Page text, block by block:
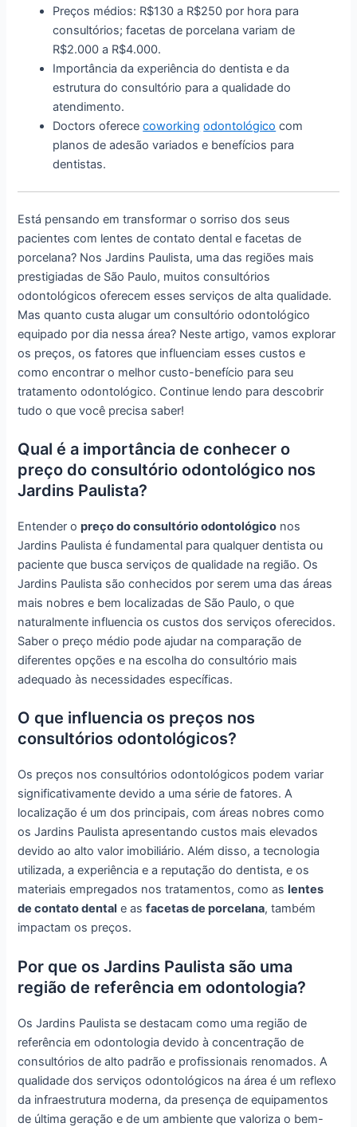
Preços médios: R$130 a R$250 por hora para
consultórios; facetas de porcelana variam de
R$2.000 a R$4.000.
Importância da experiência do dentista e da
estrutura do consultório para a qualidade do
atendimento.
Doctors oferececoworking odontológico com
planos de adesão variados e benefícios para
dentistas.
Está pensando em transformar o sorriso dos seus
pacientes com lentes de contato dental e facetas de
porcelana? Nos Jardins Paulista, uma das regiões mais
prestigiadas de São Paulo, muitos consultórios
odontológicos oferecem esses serviços de alta qualidade.
Mas quanto custa alugar um consultório odontológico
equipado por dia nessa área? Neste artigo, vamos explorar
os preços, os fatores que influenciam esses custos e
como encontrar o melhor custo-benefício para seu
tratamento odontológico. Continue lendo para descobrir
tudo o que você precisa saber!
Qual é a importância de conhecer o
preço do consultório odontológico nos
Jardins Paulista?
Entender opreço do consultório odontológico nos
Jardins Paulista é fundamental para qualquer dentista ou
paciente que busca serviços de qualidade na região. Os
Jardins Paulista são conhecidos por serem uma das áreas
mais nobres e bem localizadas de São Paulo, o que
naturalmente influencia os custos dos serviços oferecidos.
Saber o preço médio pode ajudar na comparação de
diferentes opções e na escolha do consultório mais
adequado às necessidades específicas.
O que influencia os preços nos
consultórios odontológicos?
Os preços nos consultórios odontológicos podem variar
significativamente devido a uma série de fatores. A
localização é um dos principais, com áreas nobres como
os Jardins Paulista apresentando custos mais elevados
devido ao alto valor imobiliário. Além disso, a tecnologia
utilizada, a experiência e a reputação do dentista, e os
materiais empregados nos tratamentos, como aslentes
de contato dental e asfacetas de porcelana, também
impactam os preços.
Por que os Jardins Paulista são uma
região de referência em odontologia?
Os Jardins Paulista se destacam como uma região de
referência em odontologia devido à concentração de
consultórios de alto padrão e profissionais renomados. A
qualidade dos serviços odontológicos na área é um reflexo
da infraestrutura moderna, da presença de equipamentos
de última geração e de um ambiente que valoriza o bem-